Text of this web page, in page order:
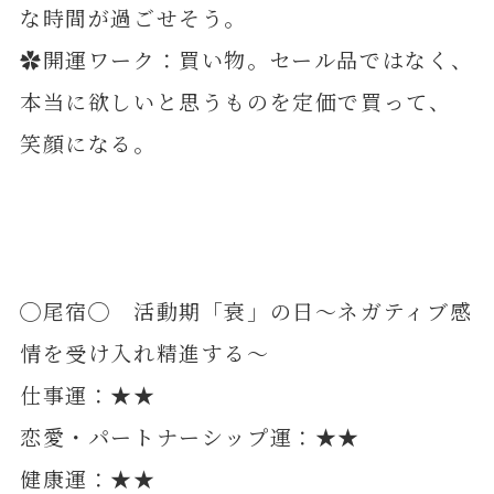
な時間が過ごせそう。
✿開運ワーク：買い物。セール品ではなく、
本当に欲しいと思うものを定価で買って、
笑顔になる。
◯尾宿◯ 活動期「衰」の日～ネガティブ感
情を受け入れ精進する～
仕事運：★★
恋愛・パートナーシップ運：★★
健康運：★★